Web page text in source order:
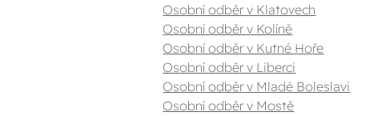
Osobní odběr v Klatovech
Osobní odběr v Kolíně
Osobní odběr v Kutné Hoře
Osobní odběr v Liberci
Osobní odběr v Mladé Boleslavi
Osobní odběr v Mostě